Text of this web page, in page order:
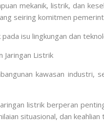
mekanik, listrik, dan
seiring komitmen
isu lingkungan dan
Jaringan Listrik
kawasan
listrik berperan
situasional, dan keahlian